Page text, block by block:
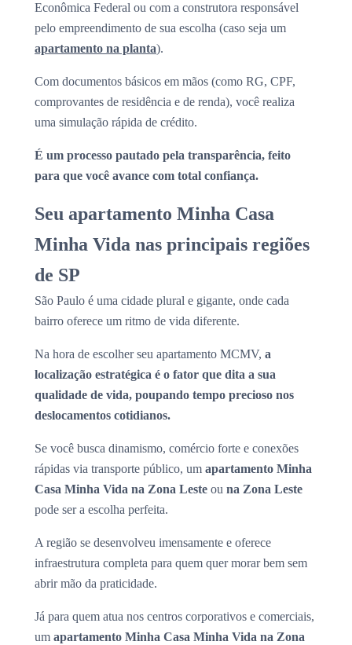
Econômica Federal ou com a construtora responsável
pelo empreendimento de sua escolha (caso seja um
apartamento na planta).
Com documentos básicos em mãos (como RG, CPF,
comprovantes de residência e de renda), você realiza
uma simulação rápida de crédito.
É um processo pautado pela transparência, feito
para que você avance com total confiança.
Seu apartamento Minha Casa
Minha Vida nas principais regiões
de SP
São Paulo é uma cidade plural e gigante, onde cada
bairro oferece um ritmo de vida diferente.
Na hora de escolher seu apartamento MCMV, a
localização estratégica é o fator que dita a sua
qualidade de vida, poupando tempo precioso nos
deslocamentos cotidianos.
Se você busca dinamismo, comércio forte e conexões
rápidas via transporte público, um apartamento Minha
Casa Minha Vida na Zona Leste ou na Zona Leste
pode ser a escolha perfeita.
A região se desenvolveu imensamente e oferece
infraestrutura completa para quem quer morar bem sem
abrir mão da praticidade.
Já para quem atua nos centros corporativos e comerciais,
um apartamento Minha Casa Minha Vida na Zona